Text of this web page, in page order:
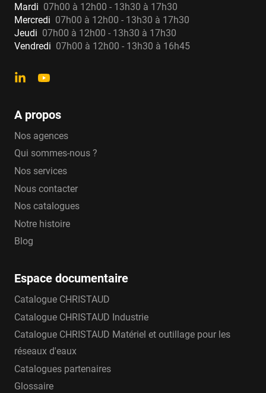
Mardi 07h00 à 12h00 - 13h30 à 17h30
Mercredi 07h00 à 12h00 - 13h30 à 17h30
Jeudi 07h00 à 12h00 - 13h30 à 17h30
Vendredi 07h00 à 12h00 - 13h30 à 16h45
A propos
Nos agences
Qui sommes-nous ?
Nos services
Nous contacter
Nos catalogues
Notre histoire
Blog
Espace documentaire
Catalogue CHRISTAUD
Catalogue CHRISTAUD Industrie
Catalogue CHRISTAUD Matériel et outillage pour les
réseaux d'eaux
Catalogues partenaires
Glossaire